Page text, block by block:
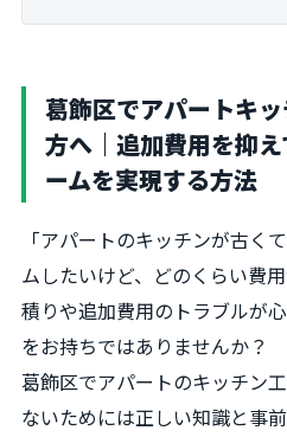
葛飾区でアパートキ
方へ｜追加費用を抑
ームを実現する方法
「アパートのキッチンが古く
ムしたいけど、どのくらい費
積りや追加費用のトラブルが
をお持ちではありませんか？
葛飾区でアパートのキッチン
ないためには正しい知識と事